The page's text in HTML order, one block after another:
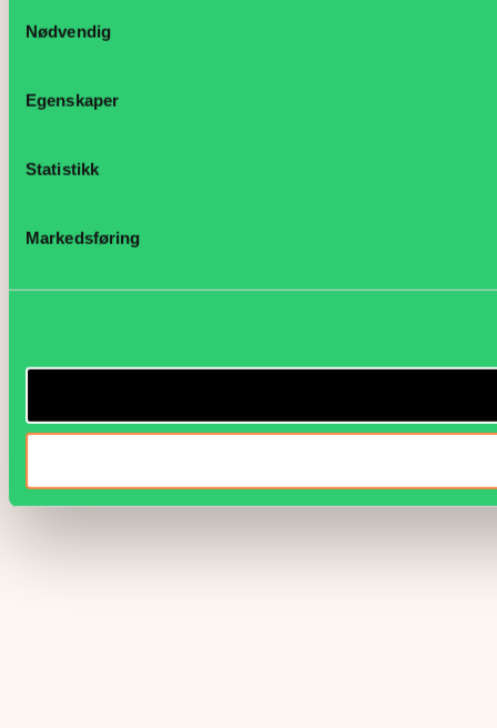
Nødvendig
Egenskaper
Statistikk
Markedsføring